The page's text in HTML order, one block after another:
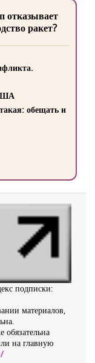
отказывает
ракет?
обещать и
подписки:
материалов,
на главную